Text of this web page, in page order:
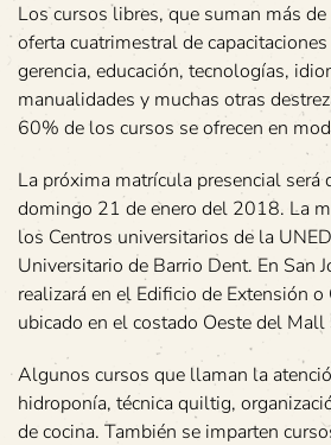
Los cursos libres, que suman más
oferta cuatrimestral de
gerencia, educación, tecnologías,
manualidades y muchas otras
60% de los cursos se ofrecen en
La próxima matrícula presencial
domingo 21 de enero del 2018. La
los Centros universitarios de la
Universitario de Barrio Dent. En San
realizará en el Edificio de Extensión
ubicado en el costado Oeste del Mall
Algunos cursos que llaman la
hidroponía, técnica quiltig,
de cocina. También se imparten